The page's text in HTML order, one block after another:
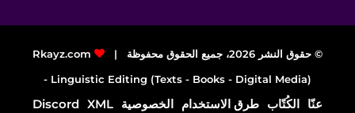
© حقوق النشر 2026، جميع الحقوق محفوظة |
Rkayz.com
Linguistic Editing (Texts - Books - Digital Media) -
عنّا الكُتّاب طرق الاستخدام الخصوصية XML
Discord